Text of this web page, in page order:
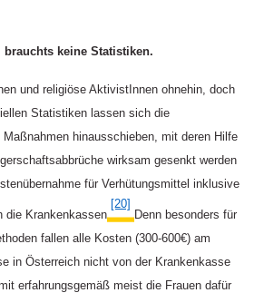
brauchts keine Statistiken.
und religiöse AktivistInnen ohnehin, doch
Statistiken lassen sich die
hinausschieben, mit deren Hilfe
wirksam gesenkt werden
für Verhütungsmittel inklusive
die Krankenkassen.
[20]
Denn besonders für
fallen alle Kosten (300-600€) am
in Österreich nicht von der Krankenkasse
erfahrungsgemäß meist die Frauen dafür